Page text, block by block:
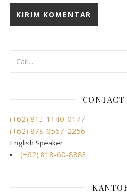
CONTACT
(+62) 813-1140-0177
(+62) 878-0567-2256
English Speaker
(+62) 818-60-8883